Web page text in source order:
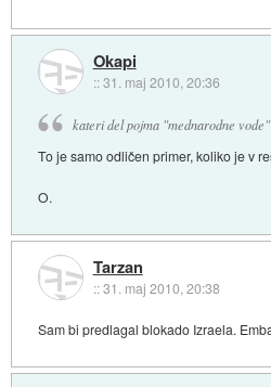
Okapi
::31. maj 2010, 20:36
kateri del pojma "mednarodne
To je samo odličen primer, koliko je v
O.
Tarzan
::31. maj 2010, 20:38
Sam bi predlagal blokado Izraela.